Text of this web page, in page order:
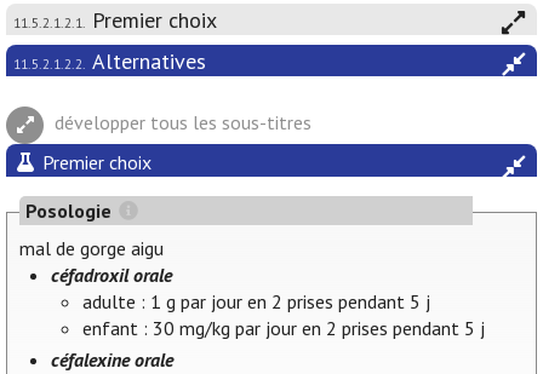
11.5.2.1.2.1. Premier choix
11.5.2.1.2.2. Alternatives
développer tous les sous-titres
Premier choix
Posologie
mal de gorge aigu
céfadroxil orale
adulte : 1 g par jour en 2 prises pendant 5 j
enfant : 30 mg/kg par jour en 2 prises pendant 5 j
céfalexine orale